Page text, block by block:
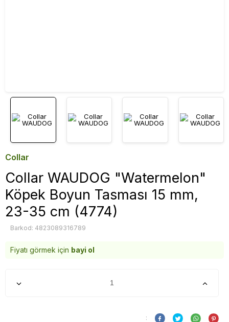
Collar
Collar WAUDOG "Watermelon"
Köpek Boyun Tasması 15 mm,
23-35 cm (4774)
Barkod: 4823089316789
Fiyatı görmek için bayi ol
: